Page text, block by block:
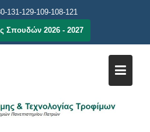
131-129-109-108-121
Σπουδών 2026 - 2027